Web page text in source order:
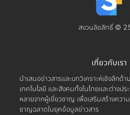
สงวนลิขสิทธิ์ ©
เกี่ยวกับเรา
นำเสนอข่าวสารและบทวิเคราะห์เชิงลึกด้
เทคโนโลยี และสังคมทั้งในไทยและต่างป
หลายจากผู้เชี่ยวชาญ เพื่อเสริมสร้างควา
ชาญฉลาดในยุคข้อมูลข่าวสาร